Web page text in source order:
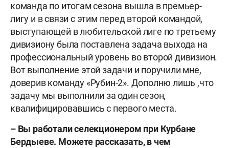
команда по итогам сезона вышла в премьер-
лигу и в связи с этим перед второй командой,
выступающей в любительской лиге по третьему
дивизиону была поставлена задача выхода на
профессиональный уровень во второй дивизион.
Вот выполнение этой задачи и поручили мне,
доверив команду «Рубин-2». Дополню лишь ,что
задачу мы выполнили за один сезон,
квалифицировавшись с первого места.
– Вы работали селекционером при Курбане
Бердыеве. Можете рассказать, в чем